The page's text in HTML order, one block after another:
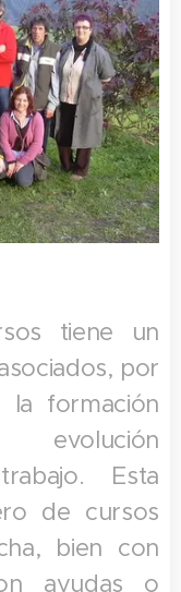
tiene un
por
la formación
Esta
de cursos
bien con
ayudas o